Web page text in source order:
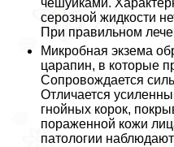
чешуйками.
серозной жидкости
При правильном
Микробная экзема
царапин, в которые
Сопровождается
Отличается
гнойных корок,
пораженной кожи
патологии